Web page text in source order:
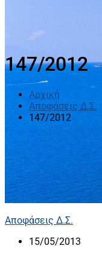
147/2012
Αρχική
Αποφάσεις Δ.Σ.
147/2012
Αποφάσεις Δ.Σ.
15/05/2013